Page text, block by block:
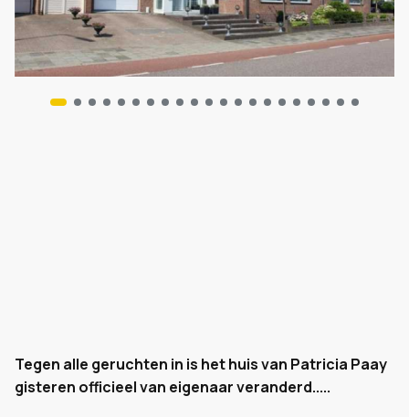
Tegen alle geruchten in is het huis van Patricia Paay
gisteren officieel van eigenaar veranderd.....